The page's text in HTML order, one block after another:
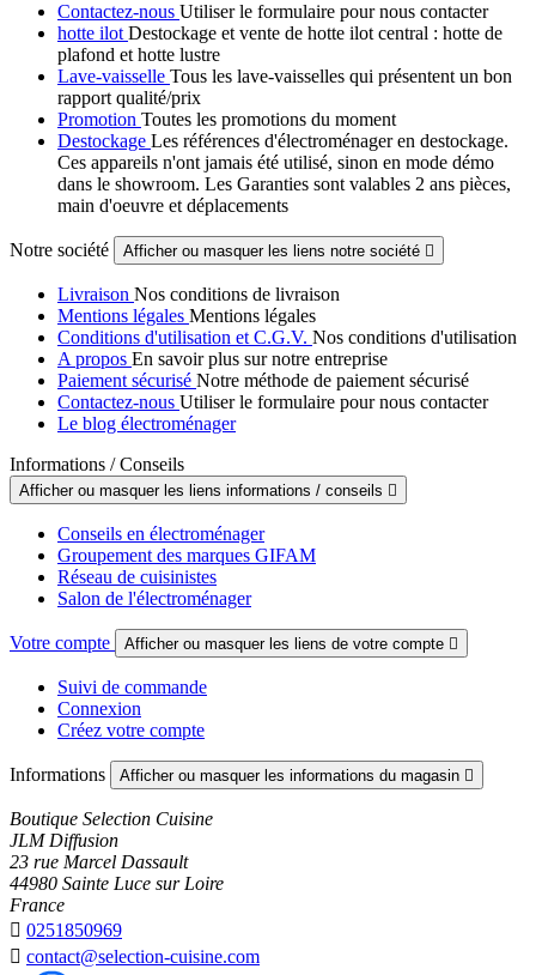
Contactez-nous Utiliser le formulaire pour nous contacter
hotte ilot Destockage et vente de hotte ilot central : hotte de
plafond et hotte lustre
Lave-vaisselle Tous les lave-vaisselles qui présentent un bon
rapport qualité/prix
Promotion Toutes les promotions du moment
Destockage Les références d'électroménager en destockage.
Ces appareils n'ont jamais été utilisé, sinon en mode démo
dans le showroom. Les Garanties sont valables 2 ans pièces,
main d'oeuvre et déplacements
Notre société Afficher ou masquer les liens notre société 
Livraison Nos conditions de livraison
Mentions légales Mentions légales
Conditions d'utilisation et C.G.V. Nos conditions d'utilisation
A propos En savoir plus sur notre entreprise
Paiement sécurisé Notre méthode de paiement sécurisé
Contactez-nous Utiliser le formulaire pour nous contacter
Le blog électroménager
Informations / Conseils
Afficher ou masquer les liens informations / conseils 
Conseils en électroménager
Groupement des marques GIFAM
Réseau de cuisinistes
Salon de l'électroménager
Votre compte Afficher ou masquer les liens de votre compte 
Suivi de commande
Connexion
Créez votre compte
Informations Afficher ou masquer les informations du magasin 
Boutique Selection Cuisine
JLM Diffusion
23 rue Marcel Dassault
44980 Sainte Luce sur Loire
France
 0251850969
 contact@selection-cuisine.com